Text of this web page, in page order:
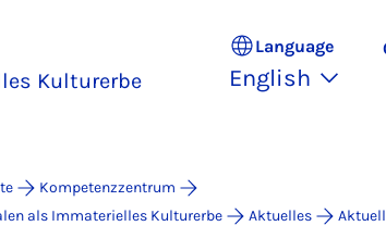
Kulturerbe
Language
English
Kompetenzzentrum
als Immaterielles Kulturerbe
Aktuelles